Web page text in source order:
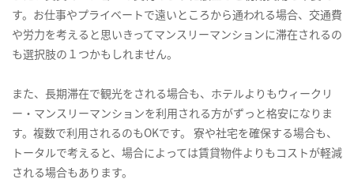
す。お仕事やプライベートで遠いところから通われる場合、交通費
や労力を考えると思いきってマンスリーマンションに滞在されるの
も選択肢の１つかもしれません。
また、長期滞在で観光をされる場合も、ホテルよりもウィークリ
ー・マンスリーマンションを利用される方がずっと格安になりま
す。複数で利用されるのもOKです。 寮や社宅を確保する場合も、
トータルで考えると、場合によっては賃貸物件よりもコストが軽減
される場合もあります。